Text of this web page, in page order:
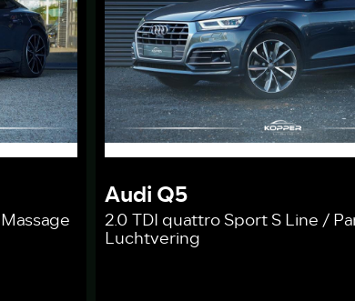
Audi Q5
2.0 TDI quattro Sport S Line /
Luchtvering